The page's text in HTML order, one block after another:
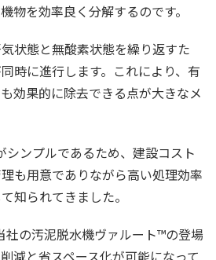
物を効率良く分解するのです。
状態と無酸素状態を繰り返すた
時に進行します。これにより、有
効果的に除去できる点が大きなメ
シンプルであるため、建設コスト
も用意でありながら高い処理効率
知られてきました。
社の汚泥脱水機ヴァルート™の登場